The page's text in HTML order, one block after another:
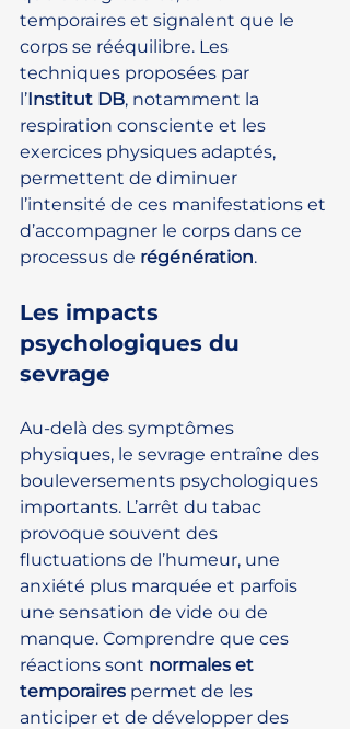
temporaires et signalent que le
corps se rééquilibre. Les
techniques proposées par
l’Institut DB, notamment la
respiration consciente et les
exercices physiques adaptés,
permettent de diminuer
l’intensité de ces manifestations et
d’accompagner le corps dans ce
processus de régénération.
Les impacts
psychologiques du
sevrage
Au-delà des symptômes
physiques, le sevrage entraîne des
bouleversements psychologiques
importants. L’arrêt du tabac
provoque souvent des
fluctuations de l’humeur, une
anxiété plus marquée et parfois
une sensation de vide ou de
manque. Comprendre que ces
réactions sont normales et
temporaires permet de les
anticiper et de développer des